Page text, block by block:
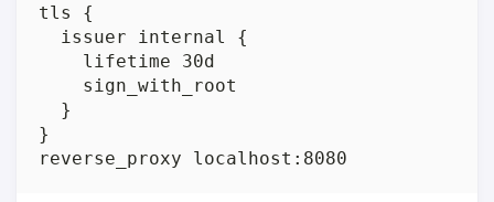
tls {
  issuer internal {
    lifetime 30d
    sign_with_root
  }
}
reverse_proxy localhost:8080